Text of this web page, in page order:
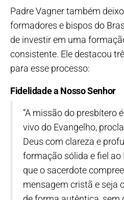
Padre Vagner também
formadores e bispos do
de investir em uma
consistente. Ele destacou
para esse processo:
Fidelidade a Nosso Senhor
“A missão do presbítero
vivo do Evangelho,
Deus com clareza e
formação sólida e fiel ao
que o sacerdote
mensagem cristã e seja